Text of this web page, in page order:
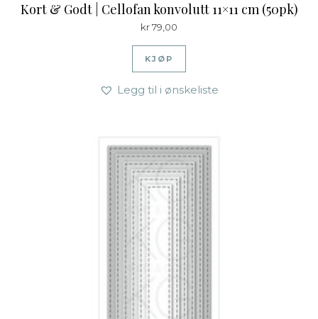
Kort & Godt | Cellofan konvolutt 11×11 cm (50pk)
kr79,00
KJØP
Legg til i ønskeliste